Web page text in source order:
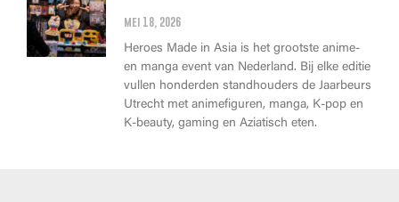
mei 18, 2026
Heroes Made in Asia is het grootste anime-
en manga event van Nederland. Bij elke editie
vullen honderden standhouders de Jaarbeurs
Utrecht met animefiguren, manga, K-pop en
K-beauty, gaming en Aziatisch eten.